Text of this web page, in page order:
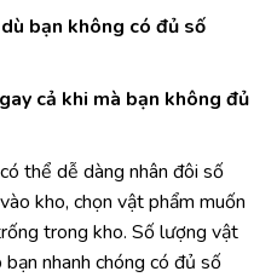
bạn không có đủ số
cả khi mà bạn không đủ
thể dễ dàng nhân đôi số
kho, chọn vật phẩm muốn
trong kho. Số lượng vật
nhanh chóng có đủ số